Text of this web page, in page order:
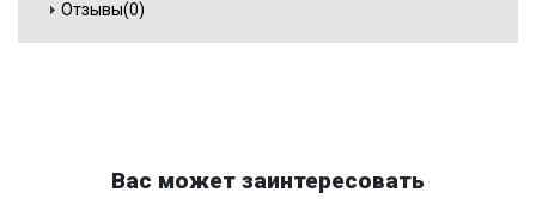
Отзывы(0)
Вас может заинтересовать